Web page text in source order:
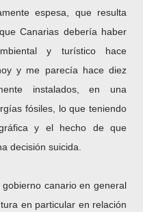
espesa, que resulta
Canarias debería haber
y turístico hace
y me parecía hace diez
instalados, en una
fósiles, lo que teniendo
y el hecho de que
decisión suicida.
canario en general
en particular en relación